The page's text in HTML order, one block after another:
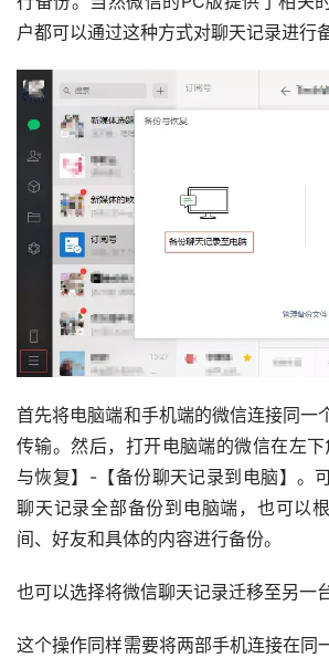
户都可以通过这种方式对聊天记录进行备
首先将电脑端和手机端的微信连接同一
传输。然后，打开电脑端的微信在左
与恢复】-【备份聊天记录到电脑】。
聊天记录全部备份到电脑端，也可以
间、好友和具体的内容进行备份。
也可以选择将微信聊天记录迁移至另一
这个操作同样需要将两部手机连接在同